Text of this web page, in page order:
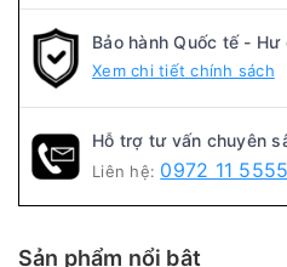
Bảo hành Quốc tế - Hư
Xem chi tiết chính sách
Hỗ trợ tư vấn chuyên
Liên hệ: 0972 11 5555
Sản phẩm nổi bật